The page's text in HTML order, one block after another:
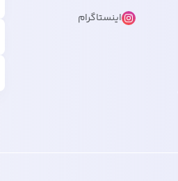
اینستاگرام